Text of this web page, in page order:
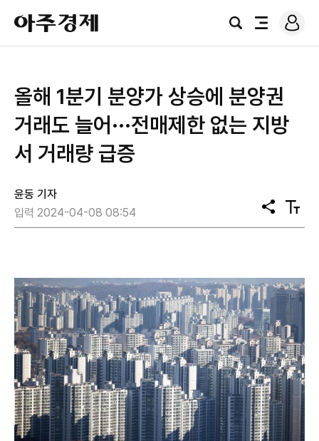
아
주
경
검
전
로
그
올해 1분기 분양가 상승에 분양권
거래도 늘어···전매제한 없는 지방
서 거래량 급증
윤동 기자
입력 2024-04-08 08:54
공
유
텍
스